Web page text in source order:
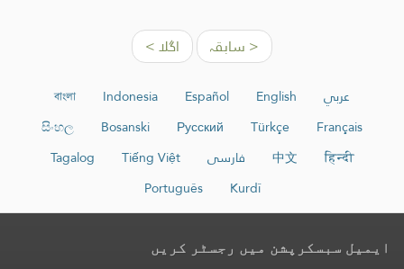
< سابقہ اگلا >
عربي English
Español
Indonesia
বাংলা
Français
Türkçe
Русский
Bosanski
සිංහල
हिन्दी
中文 فارسی Tiếng Việt
Tagalog
Kurdî
Português
ایمیل سبسکرپشن میں رجسٹر کریں